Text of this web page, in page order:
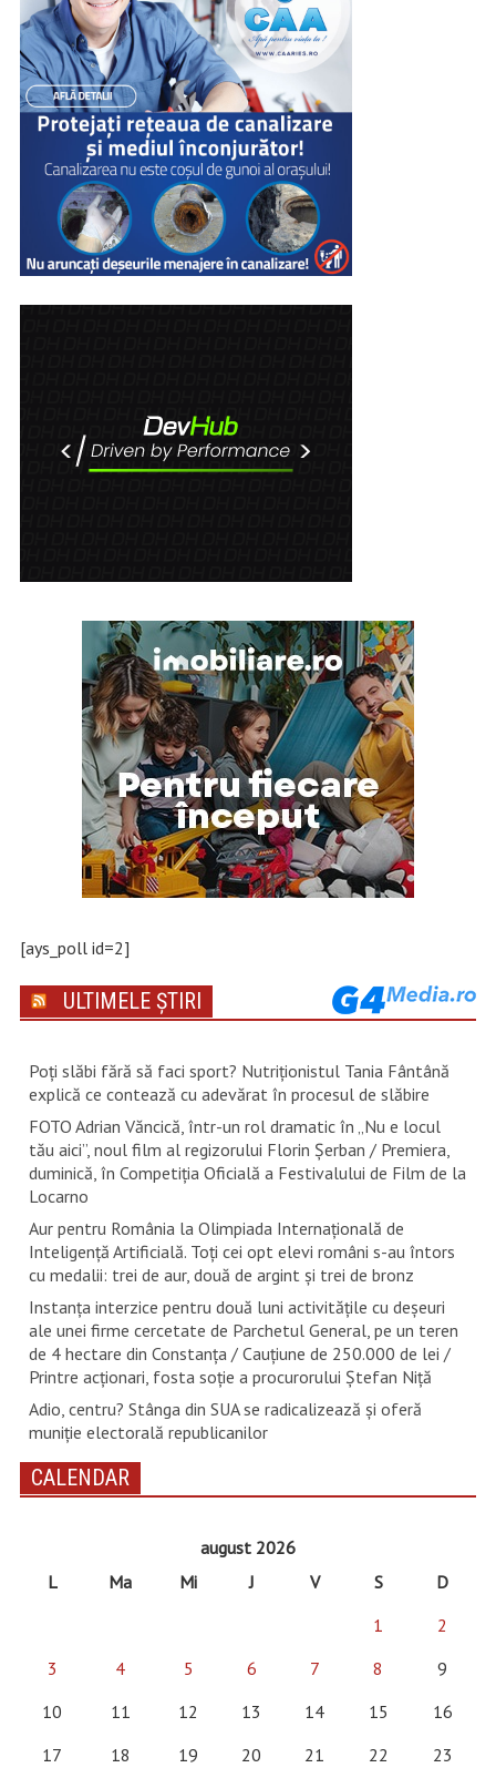
[ays_poll id=2]
ULTIMELE ȘTIRI
Poți slăbi fără să faci sport? Nutriționistul Tania Fântână
explică ce contează cu adevărat în procesul de slăbire
FOTO Adrian Văncică, într-un rol dramatic în „Nu e locul
tău aici”, noul film al regizorului Florin Șerban / Premiera,
duminică, în Competiția Oficială a Festivalului de Film de la
Locarno
Aur pentru România la Olimpiada Internațională de
Inteligență Artificială. Toți cei opt elevi români s-au întors
cu medalii: trei de aur, două de argint și trei de bronz
Instanța interzice pentru două luni activitățile cu deșeuri
ale unei firme cercetate de Parchetul General, pe un teren
de 4 hectare din Constanța / Cauțiune de 250.000 de lei /
Printre acționari, fosta soție a procurorului Ștefan Niță
Adio, centru? Stânga din SUA se radicalizează și oferă
muniție electorală republicanilor
CALENDAR
august 2026
L
Ma Mi J V S
D
1
2
3
4 5 6 7 8
9
10
11 12 13 14 15
16
17
18 19 20 21 22
23